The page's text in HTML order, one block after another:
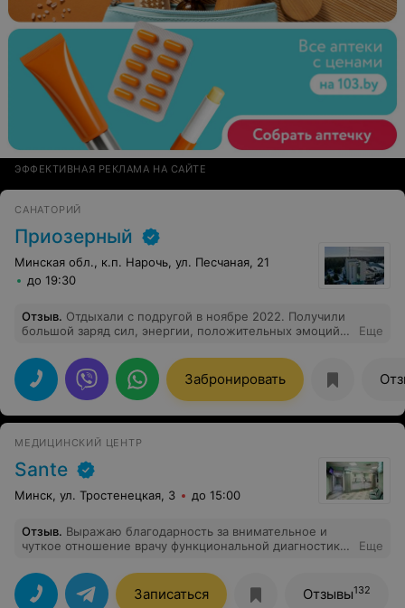
ЭФФЕКТИВНАЯ РЕКЛАМА НА САЙТЕ
САНАТОРИЙ
Приозерный
Минская обл., к.п. Нарочь, ул. Песчаная, 21
до 19:30
Отзыв. Отдыхали с подругой в ноябре 2022. Получили
большой заряд сил, энергии, положительных эмоций!
Соответственно цена - качество. Медицинский
персонал подобран высокой квалификации, также на
высоте и другие подразделения. Все условия для
спортивного и культурного отдыха, отличная кухня.
Спасибо "Приозерный"! До новых встреч!
Еще
Забронировать
МЕДИЦИНСКИЙ ЦЕНТР
Sante
Минск, ул. Тростенецкая, 3 до 15:00
Отзыв. Выражаю благодарность за внимательное и
чуткое отношение врачу функциональной диагностики
Еще
Записаться Отзывы132